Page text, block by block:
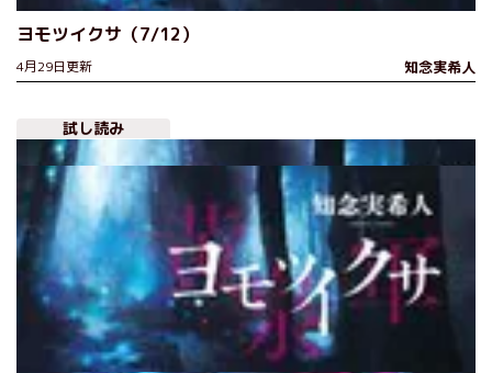
ヨモツイクサ（7/12）
4月29日更新 知念実希人
試し読み